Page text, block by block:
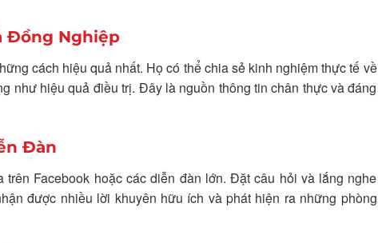
Đồng Nghiệp
cách hiệu quả nhất. Họ có thể chia sẻ kinh nghiệm thực tế về
như hiệu quả điều trị. Đây là nguồn thông tin chân thực và đáng
Đàn
Facebook hoặc các diễn đàn lớn. Đặt câu hỏi và lắng nghe
được nhiều lời khuyên hữu ích và phát hiện ra những phòng